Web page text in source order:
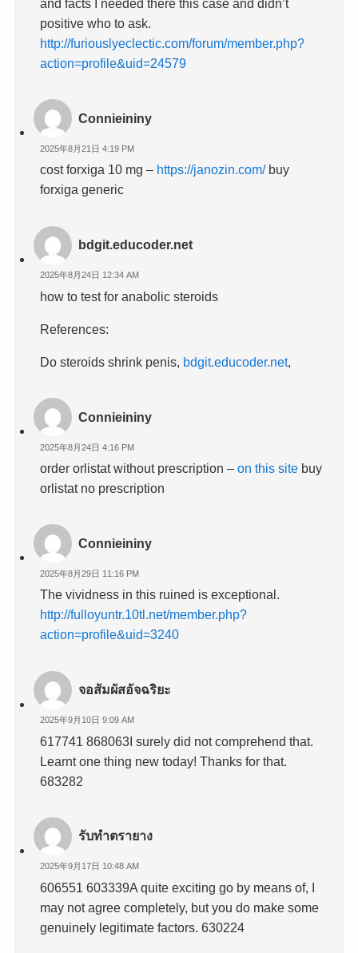
and facts I needed there this case and didn’t
positive who to ask.
http://furiouslyeclectic.com/forum/member.php?
action=profile&uid=24579
Connieininy
2025年8月21日 4:19 PM
cost forxiga 10 mg – https://janozin.com/buy
forxiga generic
bdgit.educoder.net
2025年8月24日 12:34 AM
how to test for anabolic steroids
References:
Do steroids shrink penis, bdgit.educoder.net,
Connieininy
2025年8月24日 4:16 PM
order orlistat without prescription –on this site buy
orlistat no prescription
Connieininy
2025年8月29日 11:16 PM
The vividness in this ruined is exceptional.
http://fulloyuntr.10tl.net/member.php?
action=profile&uid=3240
จอสัมผัสอัจฉริยะ
2025年9月10日 9:09 AM
617741 868063I surely did not comprehend that.
Learnt one thing new today! Thanks for that.
683282
รับทำตรายาง
2025年9月17日 10:48 AM
606551 603339A quite exciting go by means of, I
may not agree completely, but you do make some
genuinely legitimate factors. 630224